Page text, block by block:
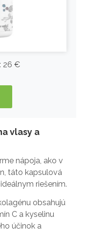
: 26 €
vlasy a
nápoja, ako v
táto kapsulová
riešením.
obsahujú
C a kyselinu
účinok a